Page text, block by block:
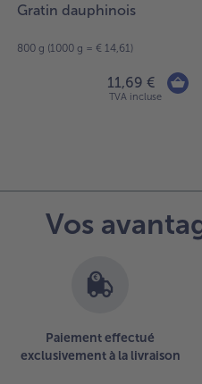
Gratin dauphinois
800 g (1000 g = € 14,61)
11,69 €
TVA incluse
Vos
Paiement effectué
exclusivement à la livraison